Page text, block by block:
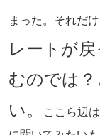
まった。それだ
レートが
むのでは
い。
ここら辺